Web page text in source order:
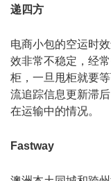
递四方
电商小包的空运时
效非常不稳定，经
柜，一旦甩柜就要
流追踪信息更新滞
在运输中的情况。
Fastway